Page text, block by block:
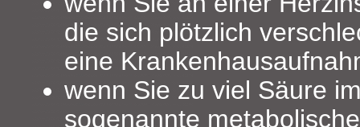
die sich plötzlich
eine
wenn Sie zu viel Säure
sogenannte